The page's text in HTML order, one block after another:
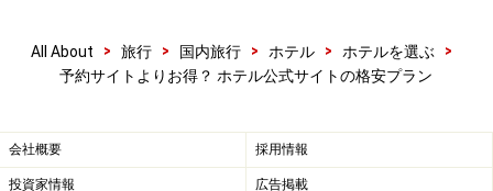
All About > 旅行 > 国内旅行 > ホテル > ホテルを選ぶ
>
予約サイトよりお得？ ホテル公式サイトの格安プラン
会社概要 採用情報
投資家情報 広告掲載